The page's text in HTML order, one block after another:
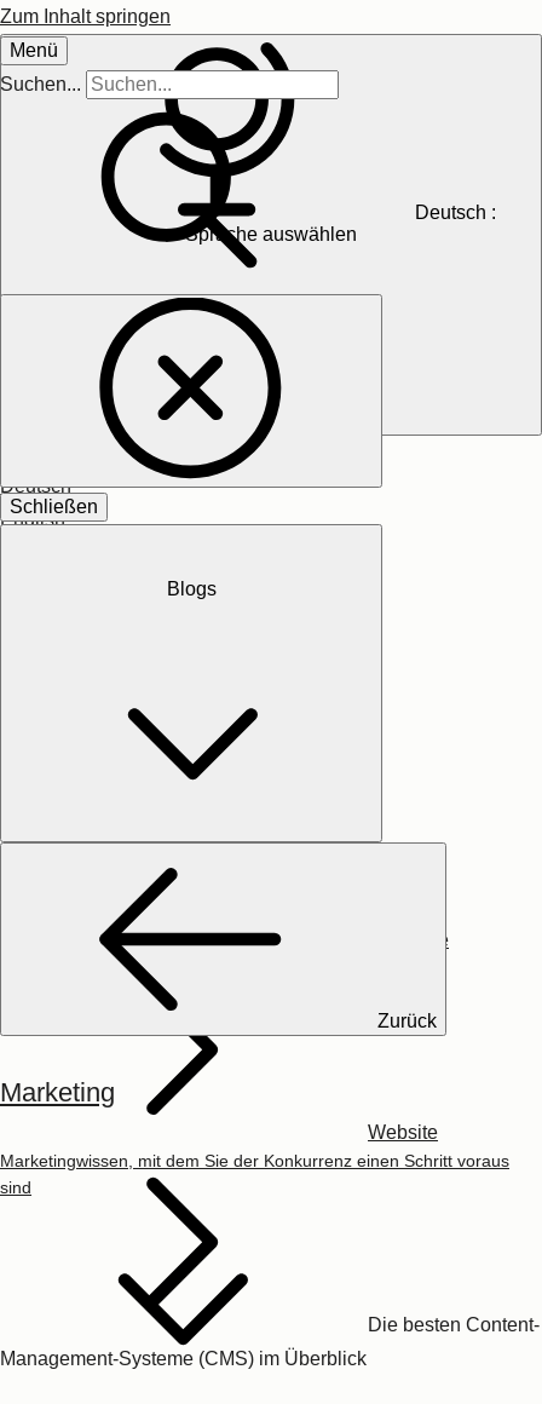
Zum Inhalt springen
Deutsch :
Sprache auswählen
Deutsch
English
Menü
Suchen...
Schließen
Blogs
Zurück
Marketing
Marketingwissen, mit dem Sie der Konkurrenz einen Schritt voraus
sind
Startseite
Website
Die besten Content-
Management-Systeme (CMS) im Überblick